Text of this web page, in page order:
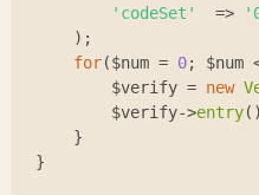
'codeSet'
  =>
    );
for($num = 0; $num
$verify = new
$verify->entry
    }
}